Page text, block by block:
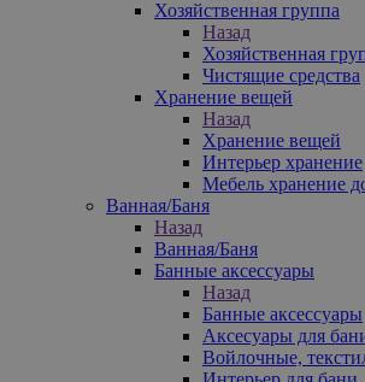
Хозяйственная группа
Назад
Хозяйственная
Чистящие средства
Хранение вещей
Назад
Хранение вещей
Интерьер хранение
Мебель хранение
Ванная/Баня
Назад
Ванная/Баня
Банные аксессуары
Назад
Банные аксессуары
Аксесуары для
Войлочные,